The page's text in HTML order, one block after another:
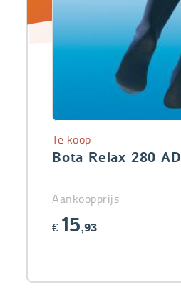
Bota Relax 280 AD
Te koop
Aankoopprijs
€ 15,93